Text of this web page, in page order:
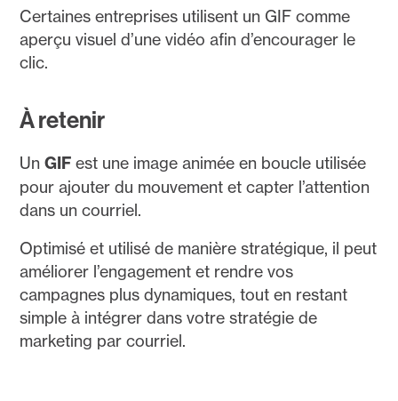
Certaines entreprises utilisent un GIF comme
aperçu visuel d’une vidéo afin d’encourager le
clic.
À retenir
UnGIF est une image animée en boucle utilisée
pour ajouter du mouvement et capter l’attention
dans un courriel.
Optimisé et utilisé de manière stratégique, il peut
améliorer l’engagement et rendre vos
campagnes plus dynamiques, tout en restant
simple à intégrer dans votre stratégie de
marketing par courriel.